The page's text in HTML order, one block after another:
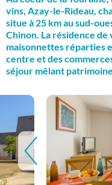
vins, Azay-le-Rideau,
situe à 25 km au sud-
Chinon. La résidence de
maisonnettes réparties
centre et des
séjour mêlant